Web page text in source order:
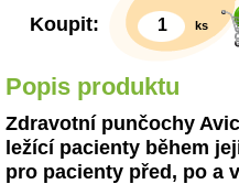
Koupit: ks
Popis produktu
Zdravotní punčochy
ležící pacienty během
pro pacienty před, po a